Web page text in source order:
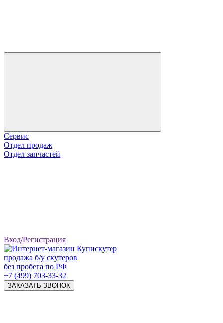
Сервис
Отдел продаж
Отдел запчастей
Вход/Регистрация
продажа б/у скутеров
без пробега по РФ
+7 (499) 703-33-32
ЗАКАЗАТЬ ЗВОНОК